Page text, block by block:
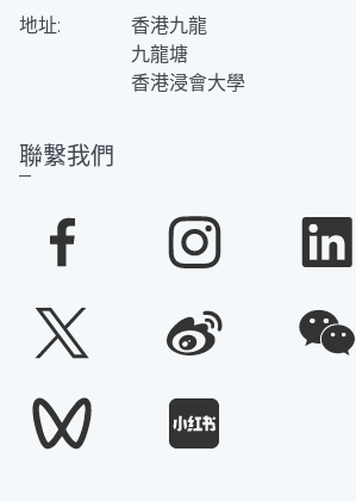
地址:
香港九龍
九龍塘
香港浸會大學
聯繫我們